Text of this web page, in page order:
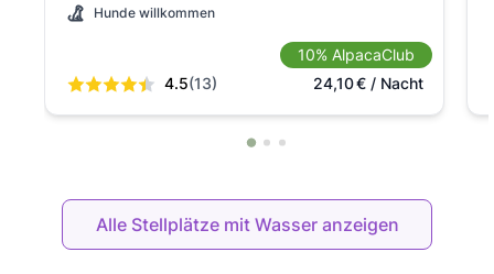
Hunde willkommen
4.5(13)
10% AlpacaClub
24,10€/ Nacht
Alle Stellplätze mit Wasser anzeigen